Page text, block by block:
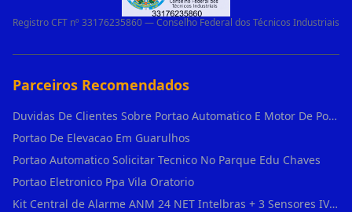
Registro CFT nº 33176235860 — Conselho Federal dos Técnicos Industriais
Parceiros Recomendados
Duvidas De Clientes Sobre Portao Automatico E Motor De Portao Motor De Portao Suspenso
Portao De Elevacao Em Guarulhos
Portao Automatico Solicitar Tecnico No Parque Edu Chaves
Portao Eletronico Ppa Vila Oratorio
Kit Central de Alarme ANM 24 NET Intelbras + 3 Sensores IVP 3000 CF + Bateria + em Vila Jacuí